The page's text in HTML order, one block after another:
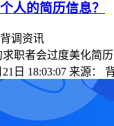
人的简历信息？
调资讯
职者会过度美化简
日 18:03:07 来源：